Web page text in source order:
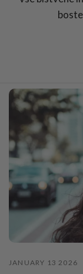
JANUARY 13 2026